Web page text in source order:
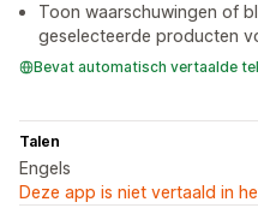
Toon waarschuwingen of
geselecteerde producten
Bevat automatisch vertaalde
Talen
Engels
Deze app is niet vertaald in